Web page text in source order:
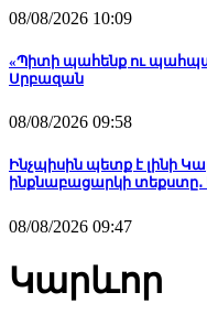
08/08/2026 10:09
«Պիտի պահենք ու
Սրբազան
08/08/2026 09:58
Ինչպիսին պետք է լինի
ինքնաբացարկի
08/08/2026 09:47
Կարևոր